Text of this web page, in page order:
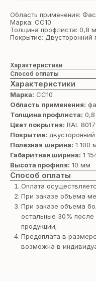
Область применения:
Марка: СС10
Толщина профлиста: 0,8
Покрытие: Двусторонний
Характеристики
Способ оплаты
Характеристики
Марка: СС10
Область применения:
Толщина профлиста:
Цвет покрытия: RAL
Покрытие:
Полезная ширина: 1 100
Габаритная ширина: 1
Высота профиля: 10 мм
Способ оплаты
Оплата
При заказе объема
При заказе объема
остальные 30% после
продукции;
Предоплата в
возможна в